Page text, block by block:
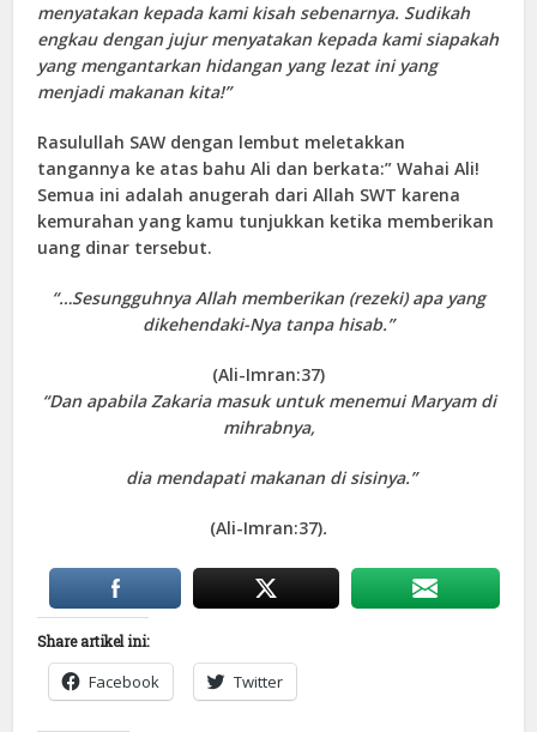
menyatakan kepada kami kisah sebenarnya. Sudikah
engkau dengan jujur menyatakan kepada kami siapakah
yang mengantarkan hidangan yang lezat ini yang
menjadi makanan kita!”
Rasulullah SAW dengan lembut meletakkan
tangannya ke atas bahu Ali dan berkata:” Wahai Ali!
Semua ini adalah anugerah dari Allah SWT karena
kemurahan yang kamu tunjukkan ketika memberikan
uang dinar tersebut.
“…Sesungguhnya Allah memberikan (rezeki) apa yang
dikehendaki-Nya tanpa hisab.”
(Ali-Imran:37)
“Dan apabila Zakaria masuk untuk menemui Maryam di
mihrabnya,
dia mendapati makanan di sisinya.”
(Ali-Imran:37).
Share artikel ini:
Facebook Twitter